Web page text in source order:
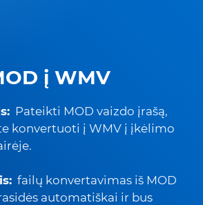
į WMV
Pateikti MOD vaizdo įrašą,
konvertuoti į WMV į įkėlimo
failų konvertavimas iš MOD
automatiškai ir bus